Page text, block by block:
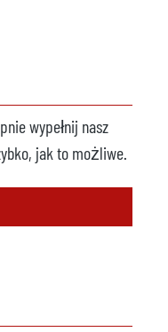
wypełnij nasz
jak to możliwe.